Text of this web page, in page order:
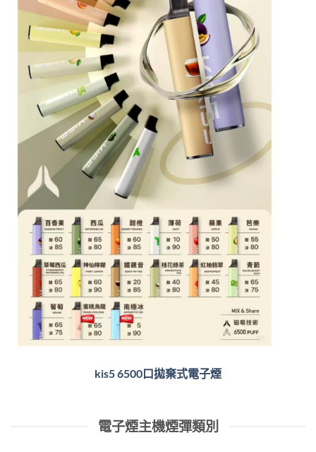
kis5 6500口拋棄式電子煙
電子煙主機煙彈類別